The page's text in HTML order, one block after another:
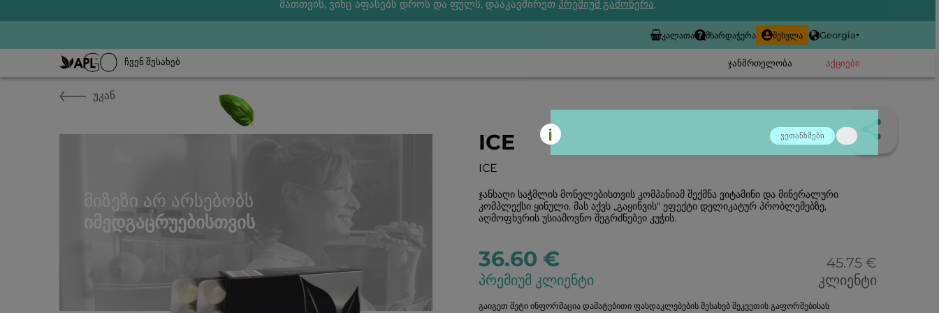
მათთვის, ვინც აფასებს დროს და ფულს, დააკავშირეთ პრემიუმ გამოწერა.
კალათა მხარდაჭერა შესვლა Georgia
ᲩᲕᲔᲜ ᲨᲔᲡᲐᲮᲔᲑ ჯანმრთელობა ᲐᲥᲪᲘᲔᲑᲘ
უკან
ᲛᲘᲖᲔᲖᲘ ᲐᲠ ᲐᲠᲡᲔᲑᲝᲑᲡ
ᲘᲛᲔᲓᲒᲐᲪᲠᲣᲔᲑᲘᲡᲗᲕᲘᲡ
ICE
ICE
ჯანსაღი საჭმლის მონელებისთვის კომპანიამ შექმნა ვიტამინი და მინერალური
კომპლექსი ყინული. მას აქვს „გაყინვის“ ეფექტი დელიკატურ პრობლემებზე,
აღმოფხვრის უსიამოვნო შეგრძნებეი კუჭის.
36.60 €
პრემიუმ კლიენტი
45.75 €
კლიენტი
გაიგეთ მეტი ინფორმაცია დამატებითი ფასდაკლებების შესახებ შეკვეთის გაფორმებისას
ვეთანხმები